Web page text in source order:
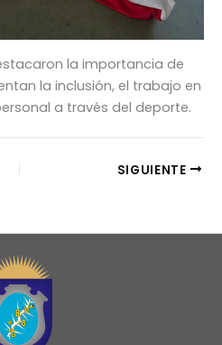
la importancia de
la inclusión, el trabajo en
a través del deporte.
SIGUIENTE